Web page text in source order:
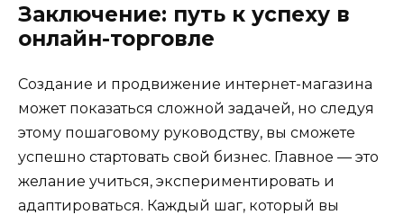
Заключение: путь к успеху в
онлайн-торговле
Создание и продвижение интернет-магазина
может показаться сложной задачей, но следуя
этому пошаговому руководству, вы сможете
успешно стартовать свой бизнес. Главное — это
желание учиться, экспериментировать и
адаптироваться. Каждый шаг, который вы